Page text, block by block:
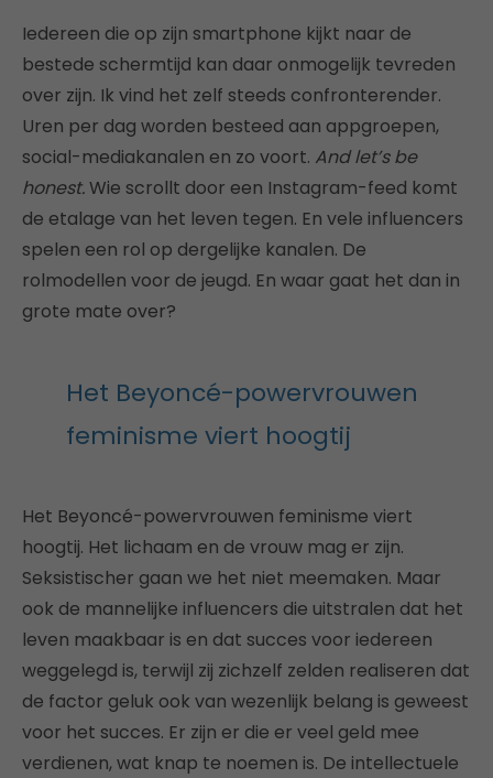
Iedereen die op zijn smartphone kijkt naar de
bestede schermtijd kan daar onmogelijk tevreden
over zijn. Ik vind het zelf steeds confronterender.
Uren per dag worden besteed aan appgroepen,
social-mediakanalen en zo voort. And let’s be
honest.Wie scrollt door een Instagram-feed komt
de etalage van het leven tegen. En vele influencers
spelen een rol op dergelijke kanalen. De
rolmodellen voor de jeugd. En waar gaat het dan in
grote mate over?
Het Beyoncé-powervrouwen
feminisme viert hoogtij
Het Beyoncé-powervrouwen feminisme viert
hoogtij. Het lichaam en de vrouw mag er zijn.
Seksistischer gaan we het niet meemaken. Maar
ook de mannelijke influencers die uitstralen dat het
leven maakbaar is en dat succes voor iedereen
weggelegd is, terwijl zij zichzelf zelden realiseren dat
de factor geluk ook van wezenlijk belang is geweest
voor het succes. Er zijn er die er veel geld mee
verdienen, wat knap te noemen is. De intellectuele